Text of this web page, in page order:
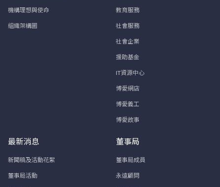
機構理想與使命
組織架構圖
教育服務
社會服務
社會企業
援助基金
IT資源中心
博愛網店
博愛義工
博愛故事
最新消息
新聞稿及活動花絮
董事局活動
董事局
董事局成員
永遠顧問